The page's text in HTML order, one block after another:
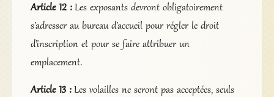
Article 12 : Les exposants devront obligatoirement
s’adresser au bureau d’accueil pour régler le droit
d’inscription et pour se faire attribuer un
emplacement.
Article 13 : Les volailles ne seront pas acceptées, seuls